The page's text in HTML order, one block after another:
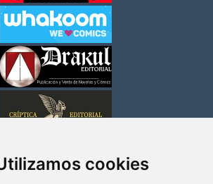
cookies